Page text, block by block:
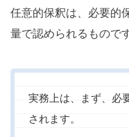
任意的保釈は、必要的
量で認められるものです
実務上は、まず、必
されます。